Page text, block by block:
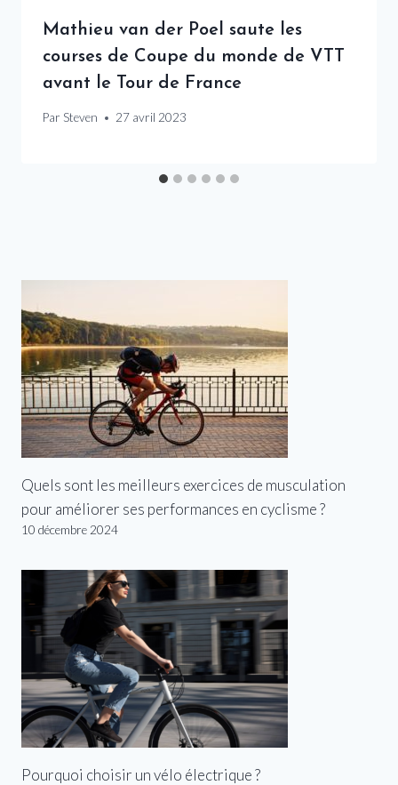
Mathieu van der Poel saute les
courses de Coupe du monde de VTT
avant le Tour de France
Par Steven 27 avril 2023
Quels sont les meilleurs exercices de musculation
pour améliorer ses performances en cyclisme ?
10 décembre 2024
Pourquoi choisir un vélo électrique ?